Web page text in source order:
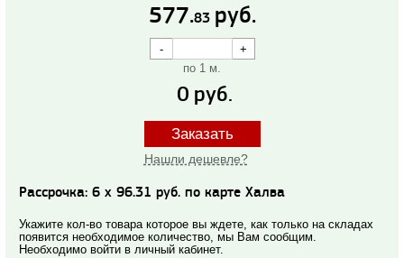
577.83 руб.
по 1 м.
0 руб.
Заказать
Нашли дешевле?
Рассрочка: 6 x 96.31 руб. по карте Халва
Укажите кол-во товара которое вы ждете, как только на складах
появится необходимое количество, мы Вам сообщим.
Необходимо войти в личный кабинет.